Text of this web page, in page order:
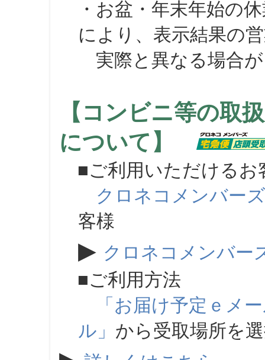
・お盆・年末年始の
により、表示結果の
実際と異なる場合が
【コンビニ等の取
について】
■ご利用いただけるお
クロネコメンバーズ
客様
▶ クロネコメンバー
■ご利用方法
「お届け予定ｅメ
ル」 から受取場所を